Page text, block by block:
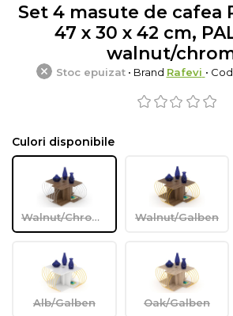
Set 4 masute de cafea
47 x 30 x 42 cm,
walnut/
Stoc epuizat• Brand Rafevi • Cod
Culori disponibile
Walnut/Chrome Walnut/Galben
Alb/Galben Oak/Galben